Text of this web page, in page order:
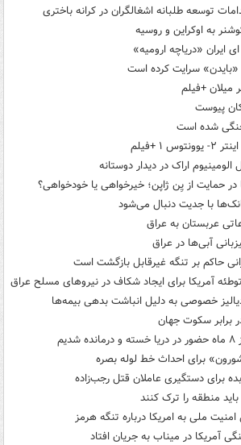
توسعه طلبانه اشغالگران در کرانه باختری
به اوکراین و روسیه
ایران «دریاچه ارومیه»
سرایت کرده است
میلان +فیلم
پیوست
شده است
+فیلم
اراک در دیدار دوستانه
در حمایت از یِن ژاپن؛ خیرخواهی یا خودخواهی؟
با جدیت دنبال می‌شود
عربستان به عراق
حاکم بر تنگه غیرقابل بازگشت است
آمریکا برای ایجاد شکاف در نیروهای مسلح عراق
خصوصی به دلیل انباشت بدهی بیمه‌ها
برابر سکوت جهان
برای احداث خط لوله بصره
برای دستگیری عاملان قتل رجب‌زاده
منطقه را ترک کنند
ملی به امریکا درباره تنگه هرمز
آمریکا در میناب به جریان افتاد